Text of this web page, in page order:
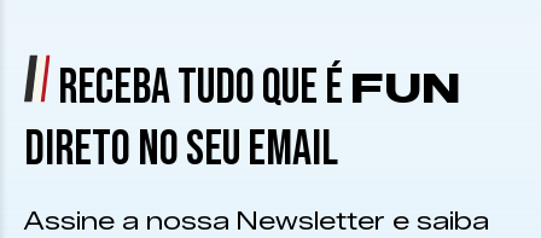
RECEBA TUDO QUE É FUN
DIRETO NO SEU EMAIL
Assine a nossa Newsletter e saiba